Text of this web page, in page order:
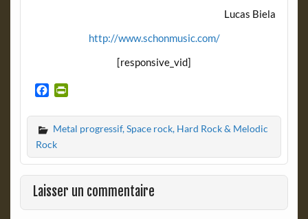
Lucas Biela
http://www.schonmusic.com/
[responsive_vid]
c
e
b
o
o
k
i
n
F
r
i
e
n
Metal progressif, Space rock, Hard Rock & Melodic
Rock
Laisser un commentaire